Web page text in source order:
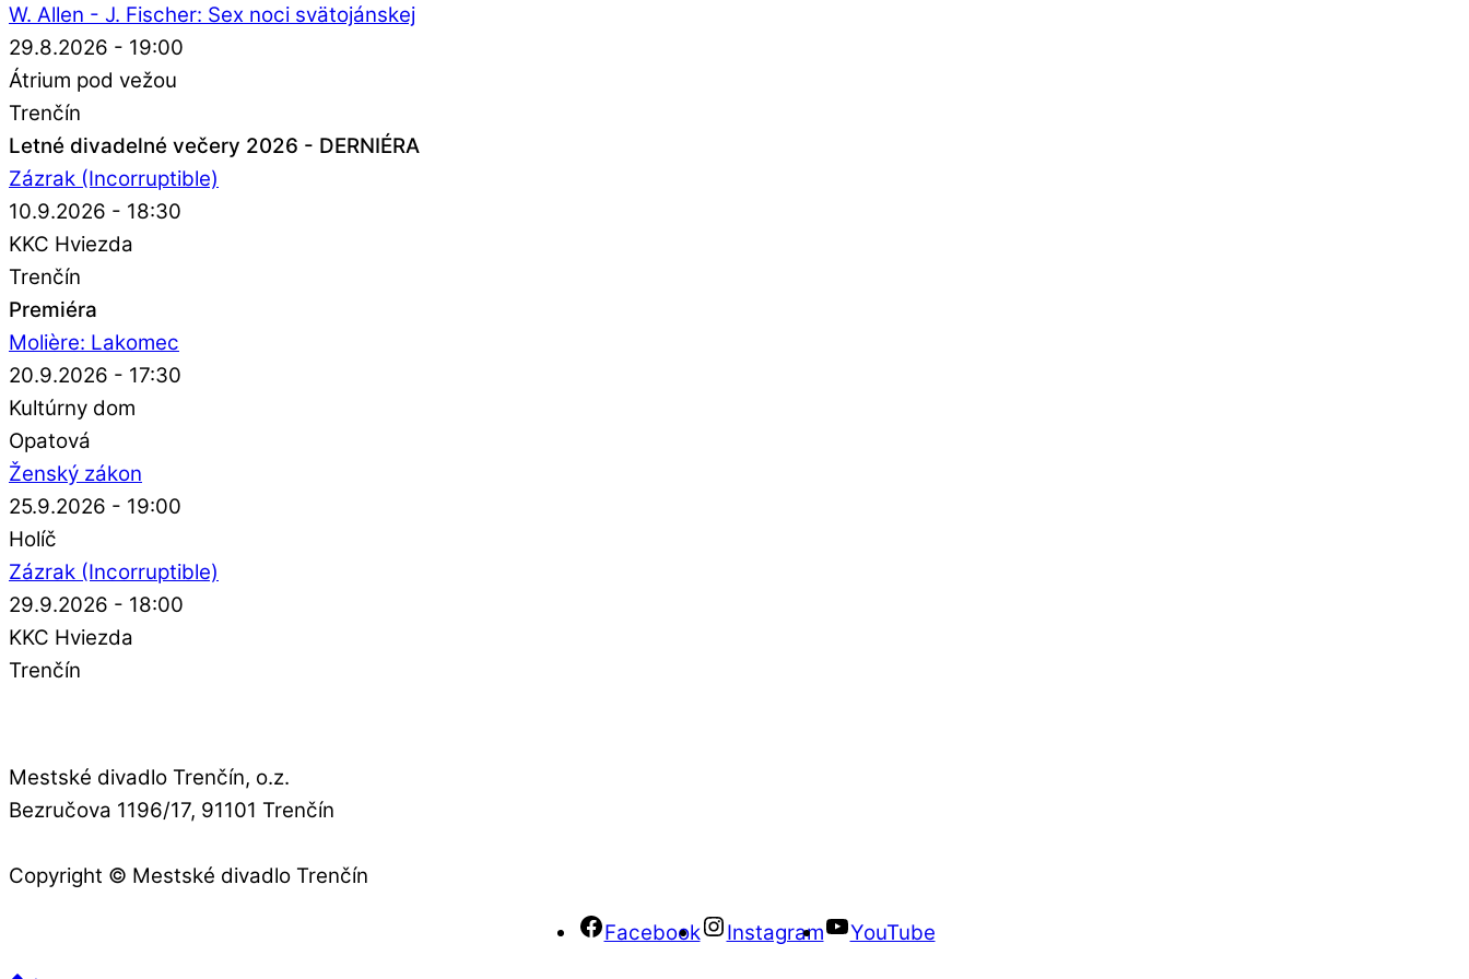
W. Allen - J. Fischer: Sex noci svätojánskej
29.8.2026 - 19:00
Átrium pod vežou
Trenčín
Letné divadelné večery 2026 - DERNIÉRA
Zázrak (Incorruptible)
10.9.2026 - 18:30
KKC Hviezda
Trenčín
Premiéra
Molière: Lakomec
20.9.2026 - 17:30
Kultúrny dom
Opatová
Ženský zákon
25.9.2026 - 19:00
Holíč
Zázrak (Incorruptible)
29.9.2026 - 18:00
KKC Hviezda
Trenčín
Mestské divadlo Trenčín, o.z.
Bezručova 1196/17, 91101 Trenčín
Copyright © Mestské divadlo Trenčín
Facebook Instagram YouTube